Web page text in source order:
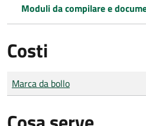
Moduli da compilare e
Costi
Tipo di pagamento
Importo
Marca da bollo